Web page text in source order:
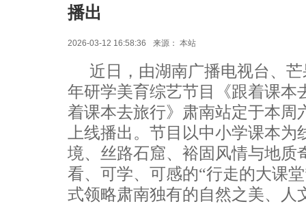
播出
2026-03-12 16:58:36 来源： 本站
近日，由湖南广播电视台、
年研学美育综艺节目《跟着课本
着课本去旅行》肃南站定于本周
上线播出。节目以中小学课本
境、丝路石窟、裕固风情与地质
看、可学、可感的“行走的大课
式领略肃南独有的自然之美、人